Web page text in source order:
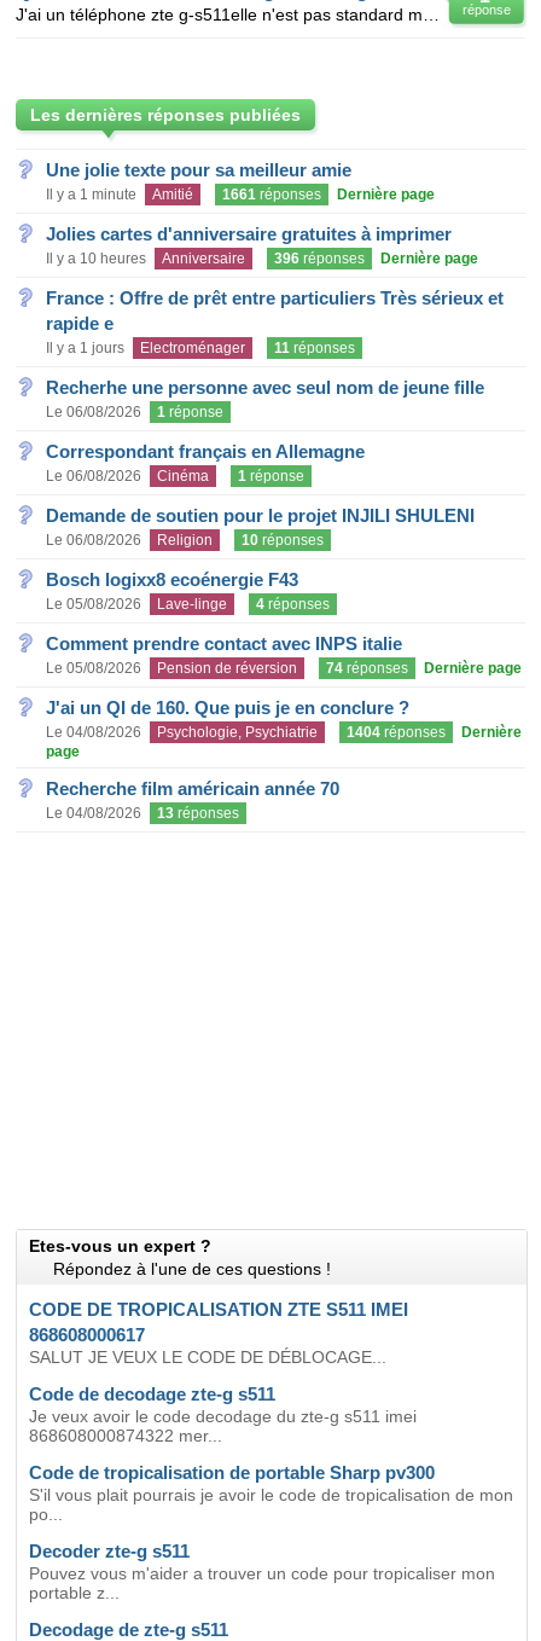
réponse
Les dernières réponses publiées
Une jolie texte pour sa meilleur amie
Il y a 1 minute Amitié 1661 réponses Dernière page
Jolies cartes d'anniversaire gratuites à imprimer
Il y a 10 heures Anniversaire 396 réponses Dernière page
France : Offre de prêt entre particuliers Très sérieux et
rapide e
Il y a 1 jours Electroménager 11 réponses
Recherhe une personne avec seul nom de jeune fille
Le 06/08/2026 1 réponse
Correspondant français en Allemagne
Le 06/08/2026 Cinéma 1 réponse
Demande de soutien pour le projet INJILI SHULENI
Le 06/08/2026 Religion 10 réponses
Bosch logixx8 ecoénergie F43
Le 05/08/2026 Lave-linge 4 réponses
Comment prendre contact avec INPS italie
Le 05/08/2026 Pension de réversion 74 réponses Dernière page
J'ai un QI de 160. Que puis je en conclure ?
Le 04/08/2026 Psychologie, Psychiatrie 1404 réponses
Dernière
page
Recherche film américain année 70
Le 04/08/2026 13 réponses
Etes-vous un expert ?
Répondez à l'une de ces questions !
CODE DE TROPICALISATION ZTE S511 IMEI
868608000617
SALUT JE VEUX LE CODE DE DÉBLOCAGE...
Code de decodage zte-g s511
Je veux avoir le code decodage du zte-g s511 imei
868608000874322 mer...
Code de tropicalisation de portable Sharp pv300
S'il vous plait pourrais je avoir le code de tropicalisation de mon
po...
Decoder zte-g s511
Pouvez vous m'aider a trouver un code pour tropicaliser mon
portable z...
Decodage de zte-g s511